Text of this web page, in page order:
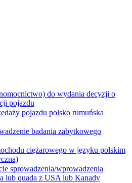
do wydania decyzji o
pojazdu
pojazdu polsko rumuńska
badania zabytkowego
ciężarowego w języku polskim
sprowadzenia/wprowadzenia
lub quada z USA lub Kanady